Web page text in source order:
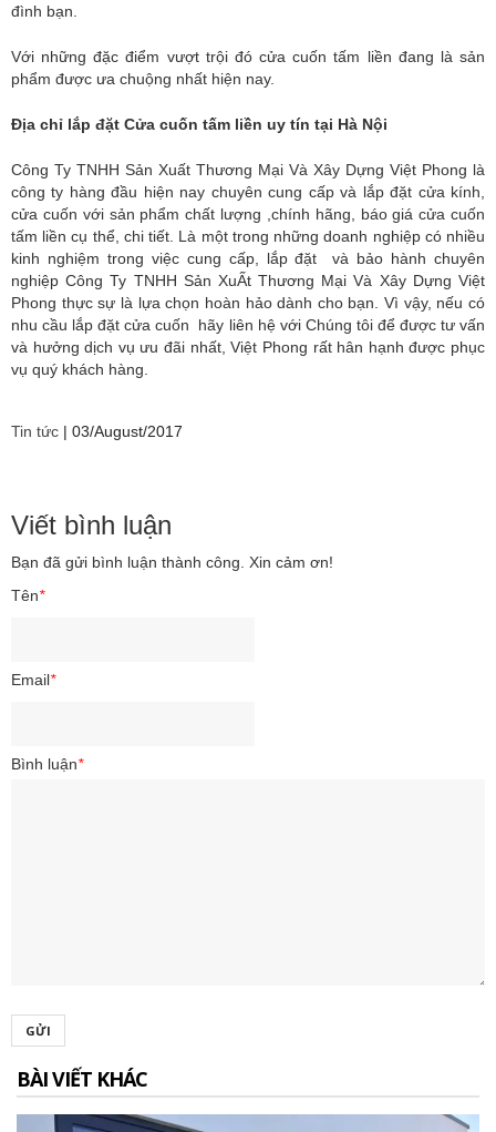
đình bạn.
Với những đặc điểm vượt trội đó cửa cuốn tấm liền đang là sản
phẩm được ưa chuộng nhất hiện nay.
Địa chỉ lắp đặt Cửa cuốn tấm liền uy tín tại Hà Nội
Công Ty TNHH Sản Xuất Thương Mại Và Xây Dựng Việt Phong là
công ty hàng đầu hiện nay chuyên cung cấp và lắp đặt cửa kính,
cửa cuốn với sản phẩm chất lượng ,chính hãng, báo giá cửa cuốn
tấm liền cụ thể, chi tiết. Là một trong những doanh nghiệp có nhiều
kinh nghiệm trong việc cung cấp, lắp đặt và bảo hành chuyên
nghiệp Công Ty TNHH Sản XuẤt Thương Mại Và Xây Dựng Việt
Phong thực sự là lựa chọn hoàn hảo dành cho bạn. Vì vậy, nếu có
nhu cầu lắp đặt cửa cuốn hãy liên hệ với Chúng tôi để được tư vấn
và hưởng dịch vụ ưu đãi nhất, Việt Phong rất hân hạnh được phục
vụ quý khách hàng.
Tin tức | 03/August/2017
Viết bình luận
Bạn đã gửi bình luận thành công. Xin cảm ơn!
Tên*
Email*
Bình luận*
GỬI
BÀI VIẾT KHÁC